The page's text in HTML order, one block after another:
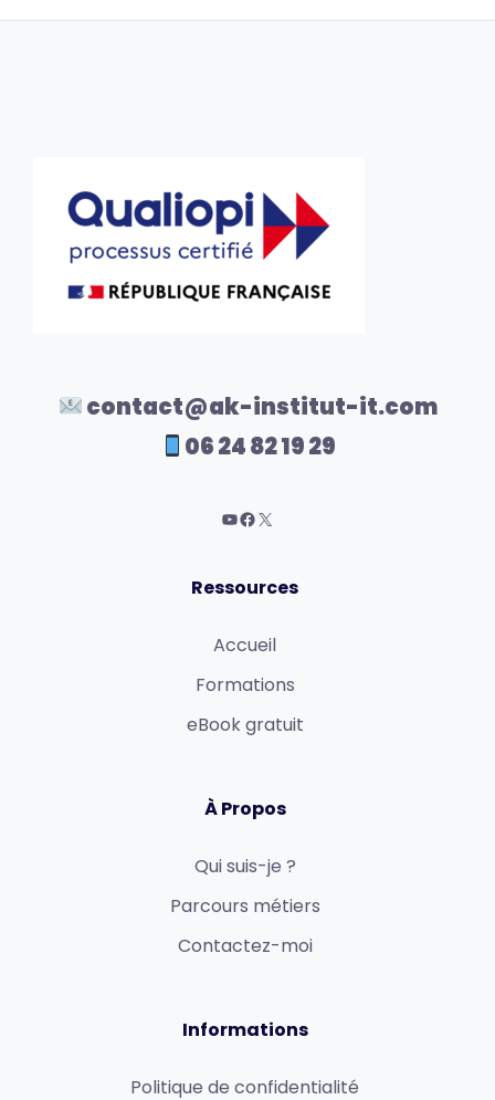
contact@ak-institut-it.com
06 24 82 19 29
Ressources
Accueil
Formations
eBook gratuit
À Propos
Qui suis-je ?
Parcours métiers
Contactez-moi
Informations
Politique de confidentialité